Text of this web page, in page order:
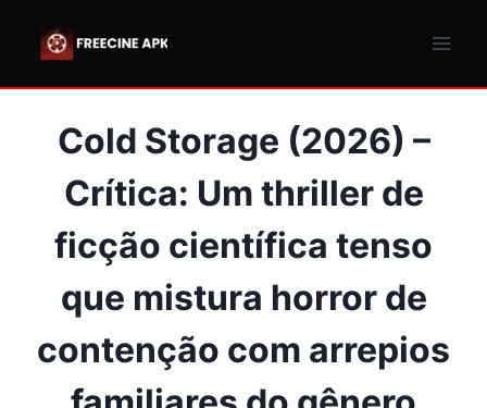
Cold Storage (2026) –
Crítica: Um thriller de
ficção científica tenso
que mistura horror de
contenção com arrepios